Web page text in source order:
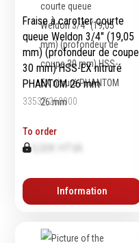
Fraise à carotter courte
queue Weldon 3/4″ (19,05
mm) (profondeur de coupe
30 mm) HSS-EX nitruré
PHANTOM 26 mm
33537.260000
To order
0,00€ HTVA
Information